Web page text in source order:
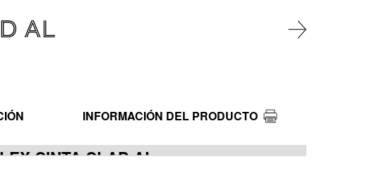
AL
INFORMACIÓN DEL PRODUCTO
CINTA CLAD AL